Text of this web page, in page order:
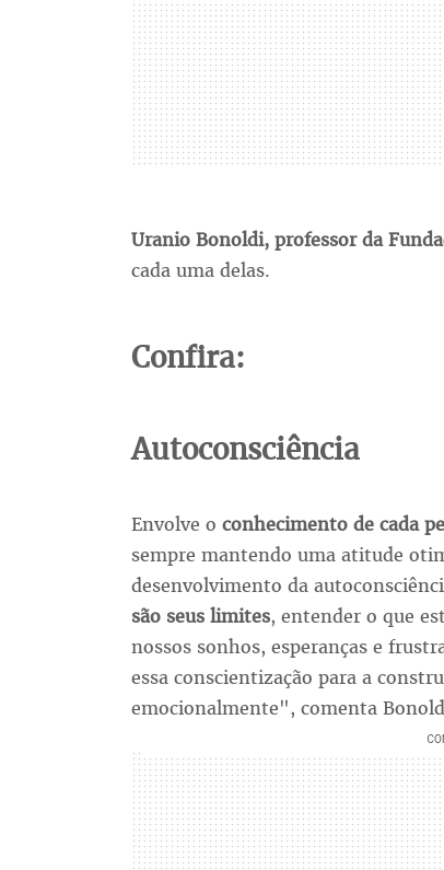
Uranio Bonoldi, professor da
cada uma delas.
Confira:
Autoconsciência
Envolve o conhecimento de cada
sempre mantendo uma atitude
desenvolvimento da
são seus limites, entender o que
nossos sonhos, esperanças e
essa conscientização para a
emocionalmente", comenta